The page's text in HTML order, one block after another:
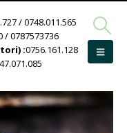
/ 0748.011.565
/ 0787573736
:0756.161.128